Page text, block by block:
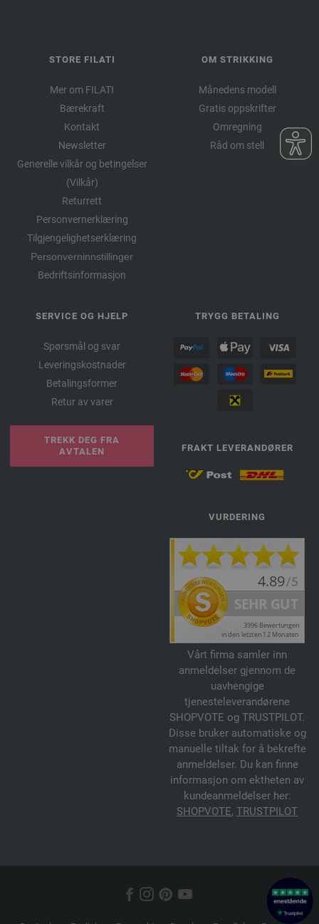
STORE FILATI
Mer om FILATI
Bærekraft
Kontakt
Newsletter
Generelle vilkår og betingelser
(Vilkår)
Returrett
Personvernerklæring
Tilgjengelighetserklæring
Personverninnstillinger
Bedriftsinformasjon
OM STRIKKING
Månedens modell
Gratis oppskrifter
Omregning
Råd om stell
SERVICE OG HJELP
Spørsmål og svar
Leveringskostnader
Betalingsformer
Retur av varer
TREKK DEG FRA
AVTALEN
TRYGG BETALING
FRAKT LEVERANDØRER
VURDERING
Vårt firma samler inn
anmeldelser gjennom de
uavhengige
tjenesteleverandørene
SHOPVOTE og TRUSTPILOT.
Disse bruker automatiske og
manuelle tiltak for å bekrefte
anmeldelser. Du kan finne
informasjon om ektheten av
kundeanmeldelser her:
SHOPVOTE, TRUSTPILOT